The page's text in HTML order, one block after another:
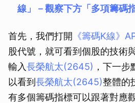
線」－觀察下方「多項籌碼指
首先，我們打開 《籌碼K線》
股代號，就可看到個股的技術
輸入長榮航太(2645) ，下一步
以看到長榮航太(2645)整體的
有多個籌碼指標可以跟著對應觀